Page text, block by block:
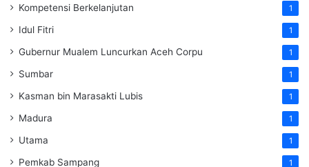
Kompetensi Berkelanjutan 1
Idul Fitri 1
Gubernur Mualem Luncurkan Aceh Corpu 1
Sumbar 1
Kasman bin Marasakti Lubis 1
Madura 1
Utama 1
Pemkab Sampang 1